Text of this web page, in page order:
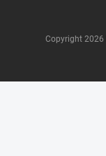
Copyright 2026